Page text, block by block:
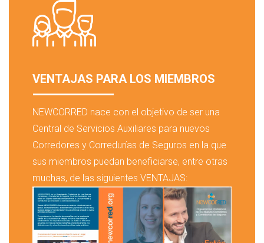
VENTAJAS PARA LOS MIEMBROS
NEWCORRED nace con el objetivo de ser una
Central de Servicios Auxiliares para nuevos
Corredores y Corredurías de Seguros en la que
sus miembros puedan beneficiarse, entre otras
muchas, de las siguientes VENTAJAS: